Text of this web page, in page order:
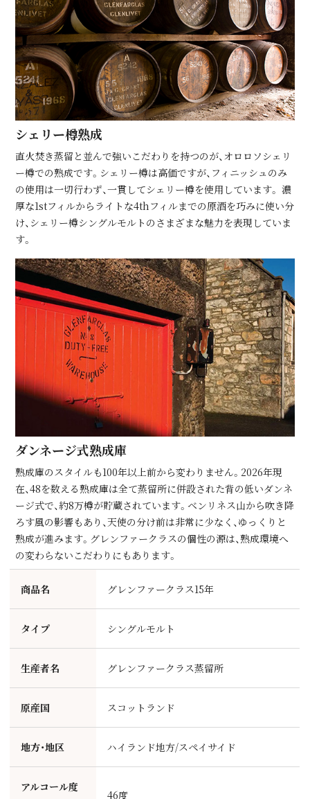
シェリー樽熟成
直⽕焚き蒸留と並んで強いこだわりを持つのが、オロロソシェリ
ー樽での熟成です。シェリー樽は⾼価ですが、フィニッシュのみ
の使⽤は⼀切⾏わず、⼀貫してシェリー樽を使⽤しています。 濃
厚な1stフィルからライトな4thフィルまでの原酒を巧みに使い分
け、シェリー樽シングルモルトのさまざまな魅⼒を表現していま
す。
ダンネージ式熟成庫
熟成庫のスタイルも100年以上前から変わりません。2026年現
在、48を数える熟成庫は全て蒸留所に併設された背の低いダンネ
ージ式で、約8万樽が貯蔵されています。ベンリネス⼭から吹き降
ろす⾵の影響もあり、天使の分け前は⾮常に少なく、ゆっくりと
熟成が進みます。グレンファークラスの個性の源は、熟成環境へ
の変わらないこだわりにもあります。
商品名 グレンファークラス15年
タイプ シングルモルト
生産者名 グレンファークラス蒸留所
原産国 スコットランド
地方・地区 ハイランド地方/スペイサイド
アルコール度
46度